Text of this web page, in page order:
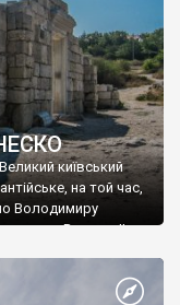
київський
на той час,
Володимиру
Василю ІІ, та
християнином.
Таврійського